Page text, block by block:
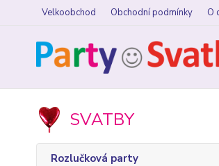
Velkoobchod Obchodní podmínky O
SVATBY
Rozlučková party